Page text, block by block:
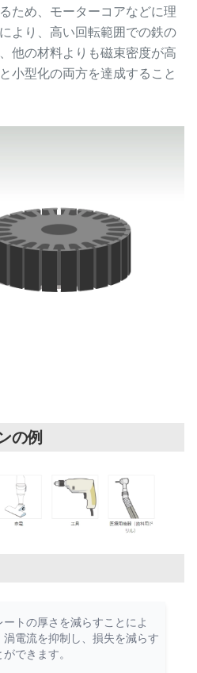
ため、モーターコアなどに理
より、高い回転範囲での鉄の
他の材料よりも磁束密度が高
小型化の両方を達成すること
の例
ートの厚さを減らすことによ
渦電流を抑制し、損失を減らす
ができます。